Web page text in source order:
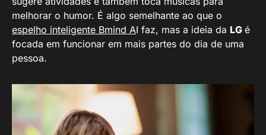
melhorar o humor. É algo semelhante ao que o
espelho inteligente Bmind AI faz, mas a ideia da LG é
focada em funcionar em mais partes do dia de uma
pessoa.